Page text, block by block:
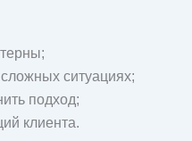
ситуациях;
подход;
клиента.